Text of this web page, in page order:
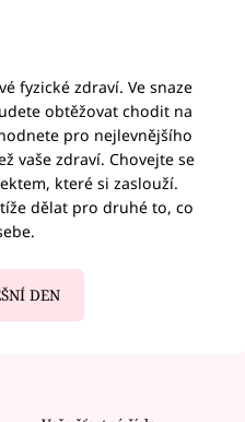
fyzické zdraví. Ve snaze
obtěžovat chodit na
pro nejlevnějšího
vaše zdraví. Chovejte se
které si zaslouží.
dělat pro druhé to, co
DEN